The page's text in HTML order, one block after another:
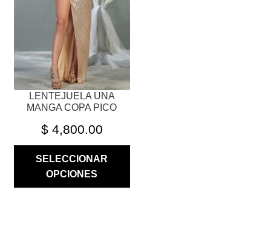
LENTEJUELA UNA
MANGA COPA PICO
$4,800.00
SELECCIONAR
OPCIONES
EN
LA
PÁGINA